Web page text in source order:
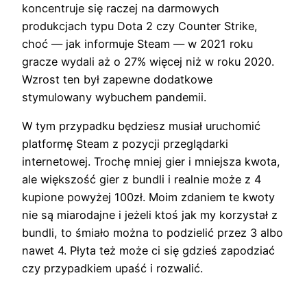
koncentruje się raczej na darmowych
produkcjach typu Dota 2 czy Counter Strike,
choć — jak informuje Steam — w 2021 roku
gracze wydali aż o 27% więcej niż w roku 2020.
Wzrost ten był zapewne dodatkowe
stymulowany wybuchem pandemii.
W tym przypadku będziesz musiał uruchomić
platformę Steam z pozycji przeglądarki
internetowej. Trochę mniej gier i mniejsza kwota,
ale większość gier z bundli i realnie może z 4
kupione powyżej 100zł. Moim zdaniem te kwoty
nie są miarodajne i jeżeli ktoś jak my korzystał z
bundli, to śmiało można to podzielić przez 3 albo
nawet 4. Płyta też może ci się gdzieś zapodziać
czy przypadkiem upaść i rozwalić.